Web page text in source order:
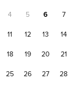
4 5 6 7
11 12 13 14
18 19 20 21
25 26 27 28
Słoneczne
Darmowy parking
Domek 2-osobowy